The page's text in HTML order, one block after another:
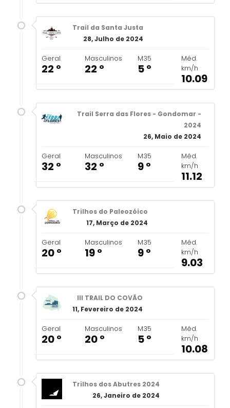
Trail da Santa Justa
28, Julho de 2024
Geral
22 º
Masculinos
22 º
M35
5 º
Méd.
km/h
10.09
Trail Serra das Flores - Gondomar -
2024
26, Maio de 2024
Geral
32 º
Masculinos
32 º
M35
9 º
Méd.
km/h
11.12
Trilhos do Paleozóico
17, Março de 2024
Geral
20 º
Masculinos
19 º
M35
9 º
Méd.
km/h
9.03
III TRAIL DO COVÃO
11, Fevereiro de 2024
Geral
20 º
Masculinos
20 º
M35
5 º
Méd.
km/h
10.08
Trilhos dos Abutres 2024
26, Janeiro de 2024